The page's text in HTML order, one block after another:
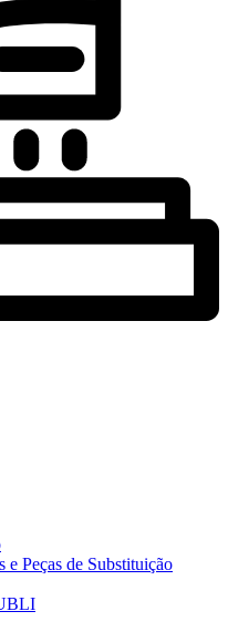
e Peças de Substituição